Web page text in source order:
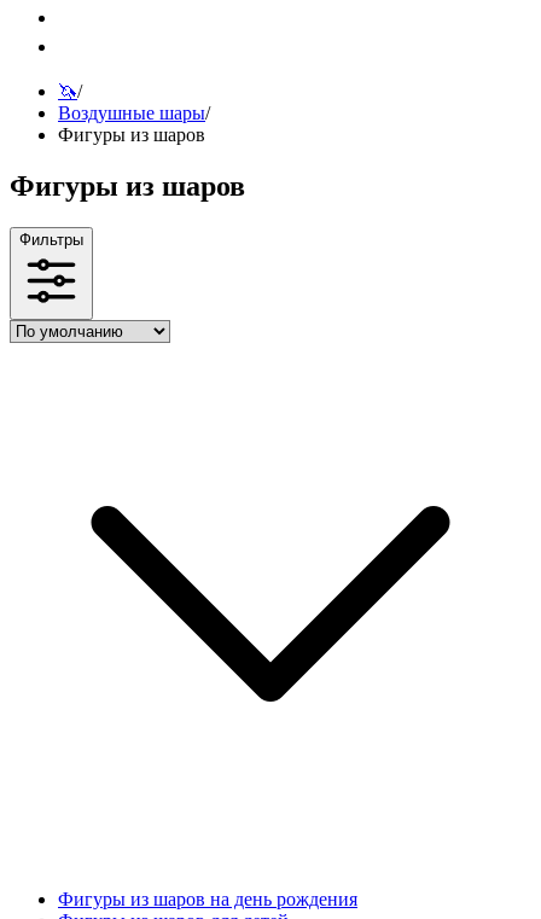
🦄/
Воздушные шары/
Фигуры из шаров
Фигуры из шаров
Фильтры
Фигуры из шаров на день рождения